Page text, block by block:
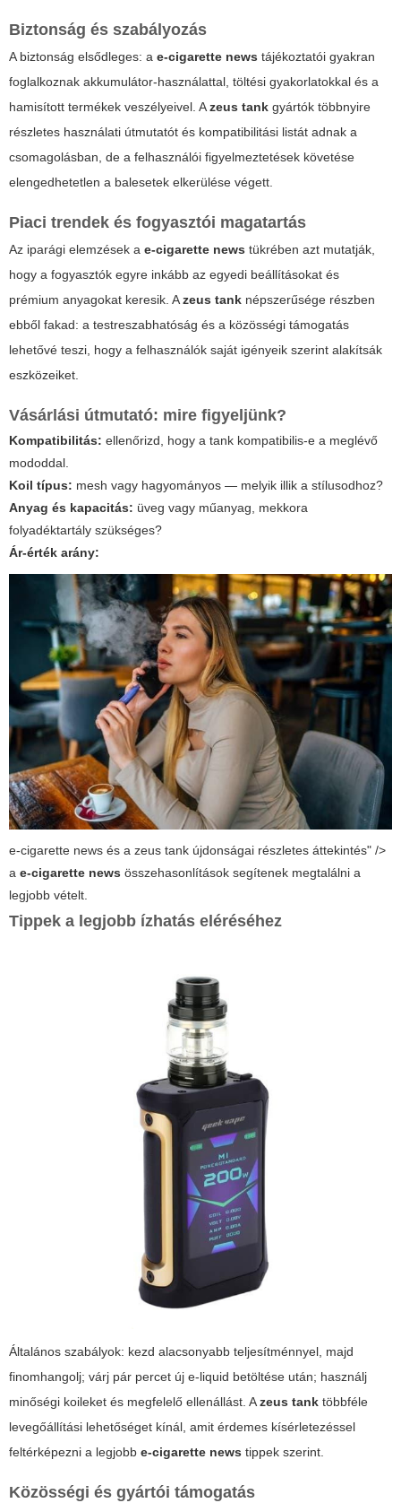
Biztonság és szabályozás
A biztonság elsődleges: a e-cigarette news tájékoztatói gyakran
foglalkoznak akkumulátor-használattal, töltési gyakorlatokkal és a
hamisított termékek veszélyeivel. Azeus tank gyártók többnyire
részletes használati útmutatót és kompatibilitási listát adnak a
csomagolásban, de a felhasználói figyelmeztetések követése
elengedhetetlen a balesetek elkerülése végett.
Piaci trendek és fogyasztói magatartás
Az iparági elemzések a e-cigarette news tükrében azt mutatják,
hogy a fogyasztók egyre inkább az egyedi beállításokat és
prémium anyagokat keresik. Azeus tank népszerűsége részben
ebből fakad: a testreszabhatóság és a közösségi támogatás
lehetővé teszi, hogy a felhasználók saját igényeik szerint alakítsák
eszközeiket.
Vásárlási útmutató: mire figyeljünk?
Kompatibilitás: ellenőrizd, hogy a tank kompatibilis-e a meglévő
mododdal.
Koil típus: mesh vagy hagyományos — melyik illik a stílusodhoz?
Anyag és kapacitás: üveg vagy műanyag, mekkora
folyadéktartály szükséges?
Ár-érték arány:
e-cigarette news és a zeus tank újdonságai részletes áttekintés" />
a e-cigarette news összehasonlítások segítenek megtalálni a
legjobb vételt.
Tippek a legjobb ízhatás eléréséhez
Általános szabályok: kezd alacsonyabb teljesítménnyel, majd
finomhangolj; várj pár percet új e-liquid betöltése után; használj
minőségi koileket és megfelelő ellenállást. Azeus tank többféle
levegőállítási lehetőséget kínál, amit érdemes kísérletezéssel
feltérképezni a legjobb e-cigarette news tippek szerint.
Közösségi és gyártói támogatás